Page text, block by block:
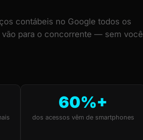
contábeis no Google todos os
vão para o concorrente — sem você
60%+
dos acessos vêm de smartphones